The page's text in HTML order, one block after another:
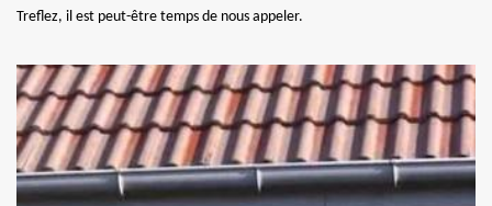
Treflez, il est peut-être temps de nous appeler.